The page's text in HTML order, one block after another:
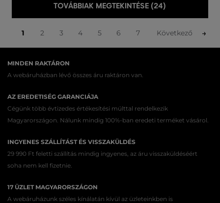
TOVÁBBIAK MEGTEKINTÉSE (24)
1 2 3 4 5 6 7 Következő
MINDEN RAKTÁRON
A webáruházban lévő összes áru raktáron van.
AZ EREDETISÉG GARANCIÁJA
Cégünk több évtizedes értékesítési múlttal rendelkezik
Magyarországon. Nálunk mindig 100%-ban eredeti terméket vásárol.
INGYENES SZÁLLÍTÁST ÉS VISSZAKÜLDÉS
29 990 Ft feletti szállítás mindig ingyenes, az áru visszaküldéséért
soha nem kell fizetnie.
17 ÜZLET MAGYARORSZÁGON
A webáruházunk széles kínálatán kívül az üzleteinkben is